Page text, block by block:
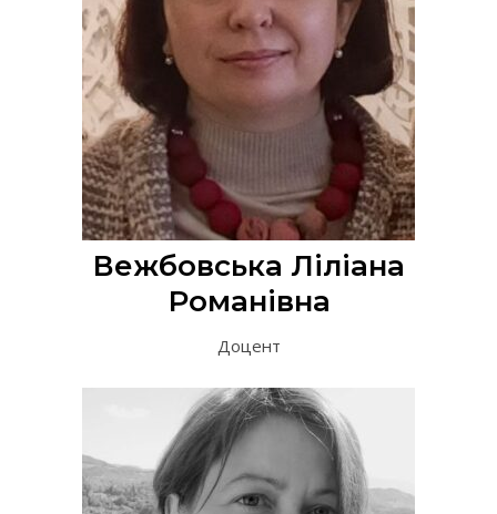
Вежбовська Ліліана
Романівна
Доцент